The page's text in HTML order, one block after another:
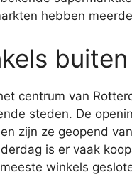
hebben
centrum van
steden. De
zijn ze geopend
is er vaak
winkels